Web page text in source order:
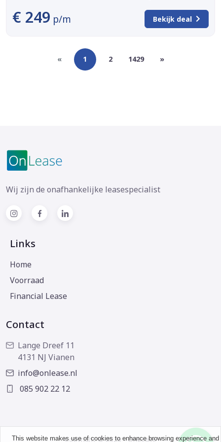
€ 249 p/m Bekijk deal
« 1 2 1429 »
Wij zijn de onafhankelijke leasespecialist
Links
Home
Voorraad
Financial Lease
Contact
Lange Dreef 11
4131 NJ Vianen
info@onlease.nl
085 902 22 12
Copyright © 2026 - OnLease
This website makes use of cookies to enhance browsing experience and